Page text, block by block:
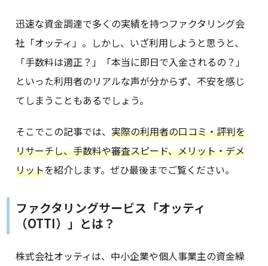
迅速な資金調達で多くの実績を持つファクタリング会
社「オッティ」。しかし、いざ利用しようと思うと、
「手数料は適正？」「本当に即日で入金されるの？」
といった利用者のリアルな声が分からず、不安を感じ
てしまうこともあるでしょう。
そこでこの記事では、実際の利用者の口コミ・評判を
リサーチし、手数料や審査スピード、メリット・デメ
リットを紹介します。ぜひ最後までご覧ください。
ファクタリングサービス「オッティ
（OTTI）」とは？
株式会社オッティは、中小企業や個人事業主の資金繰